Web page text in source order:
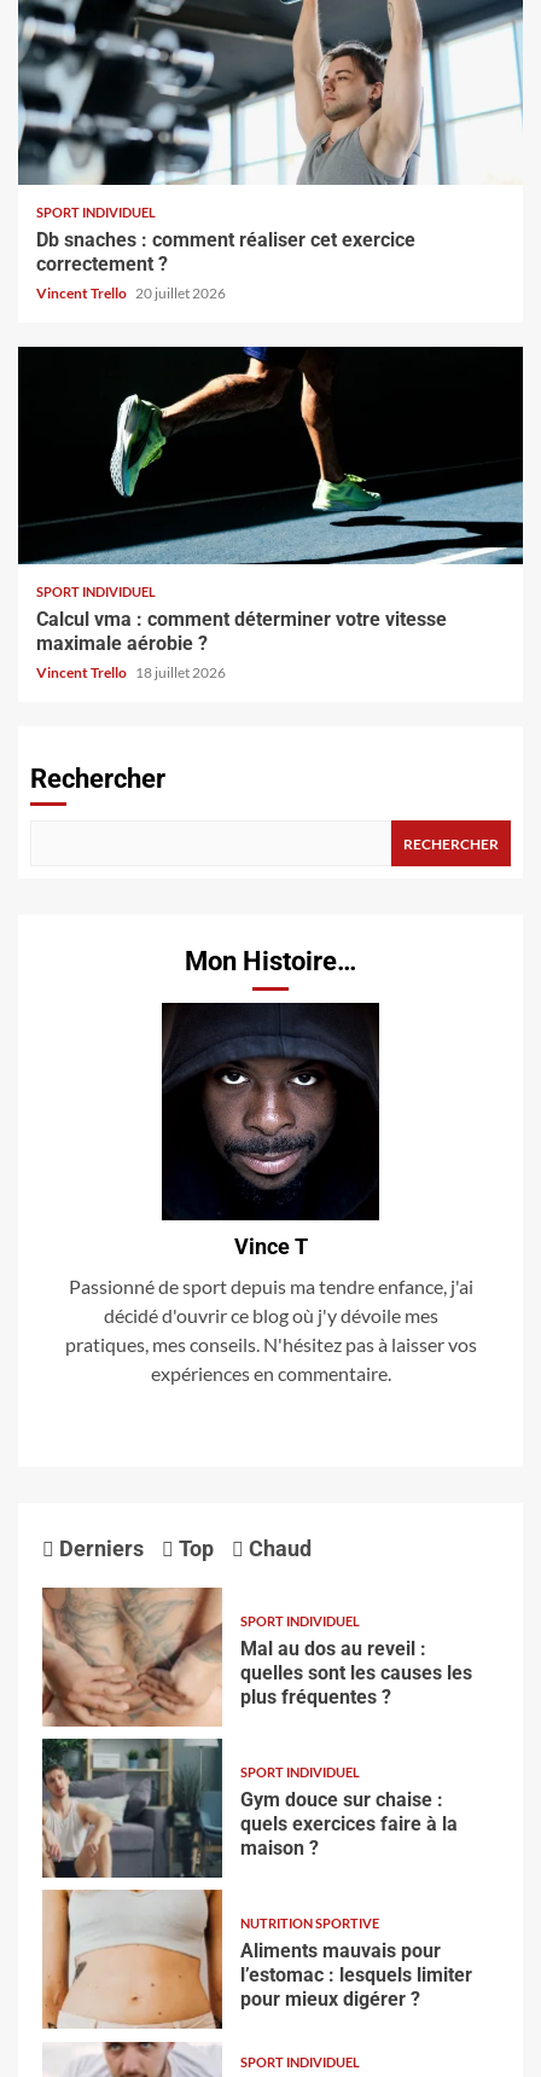
SPORT INDIVIDUEL
Db snaches : comment réaliser cet exercice
correctement ?
Vincent Trello 20 juillet 2026
SPORT INDIVIDUEL
Calcul vma : comment déterminer votre vitesse
maximale aérobie ?
Vincent Trello 18 juillet 2026
Rechercher
RECHERCHER
Mon Histoire…
Vince T
Passionné de sport depuis ma tendre enfance, j'ai
décidé d'ouvrir ce blog où j'y dévoile mes
pratiques, mes conseils. N'hésitez pas à laisser vos
expériences en commentaire.
Derniers Top Chaud
SPORT INDIVIDUEL
Mal au dos au reveil :
quelles sont les causes les
plus fréquentes ?
SPORT INDIVIDUEL
Gym douce sur chaise :
quels exercices faire à la
maison ?
NUTRITION SPORTIVE
Aliments mauvais pour
l’estomac : lesquels limiter
pour mieux digérer ?
SPORT INDIVIDUEL